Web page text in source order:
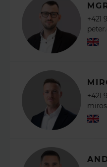
POKRAČOVAŤ
+421
+421